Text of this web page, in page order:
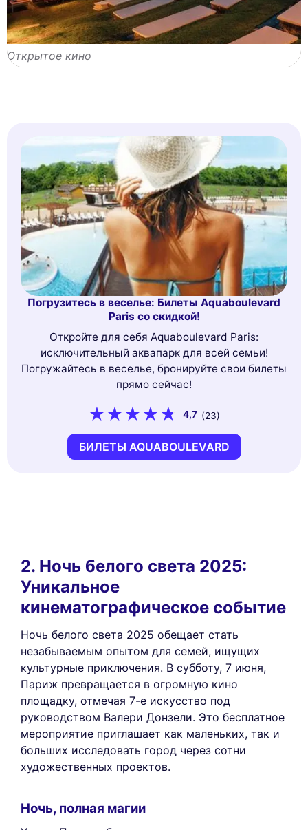
Открытое кино
Погрузитесь в веселье: Билеты Aquaboulevard
Paris со скидкой!
Откройте для себя Aquaboulevard Paris:
исключительный аквапарк для всей семьи!
Погружайтесь в веселье, бронируйте свои билеты
прямо сейчас!
4,7 (23)
БИЛЕТЫ AQUABOULEVARD
2. Ночь белого света 2025:
Уникальное
кинематографическое событие
Ночь белого света 2025 обещает стать
незабываемым опытом для семей, ищущих
культурные приключения. В субботу, 7 июня,
Париж превращается в огромную кино
площадку, отмечая 7-е искусство под
руководством Валери Донзели. Это бесплатное
мероприятие приглашает как маленьких, так и
больших исследовать город через сотни
художественных проектов.
Ночь, полная магии